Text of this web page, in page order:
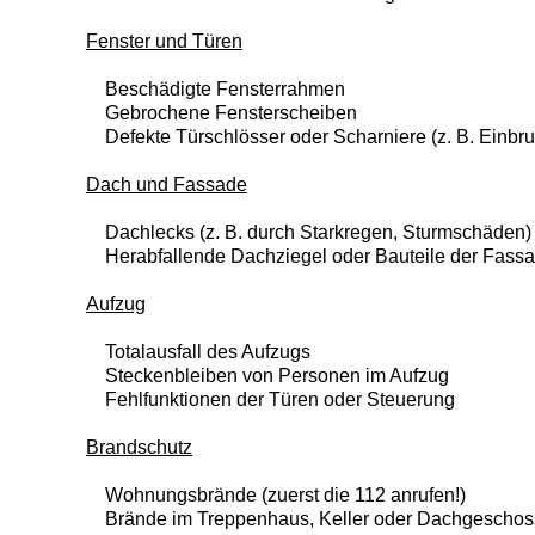
Fenster und Türen
Beschädigte Fensterrahmen
Gebrochene Fensterscheiben
Defekte Türschlösser oder Scharniere (z. B.
Dach und Fassade
Dachlecks (z. B. durch Starkregen, Sturmschäden)
Herabfallende Dachziegel oder Bauteile der
Aufzug
Totalausfall des Aufzugs
Steckenbleiben von Personen im Aufzug
Fehlfunktionen der Türen oder Steuerung
Brandschutz
Wohnungsbrände (zuerst die 112 anrufen!)
Brände im Treppenhaus, Keller oder